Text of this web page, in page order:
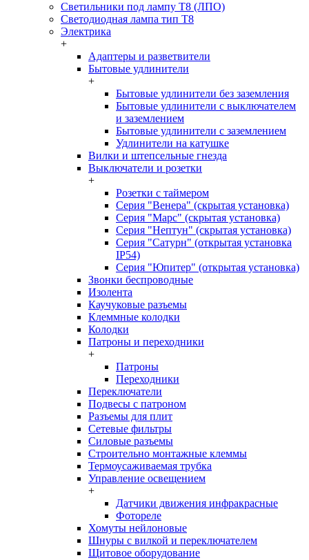
Светильники под лампу Т8 (ЛПО)
Светодиодная лампа тип T8
Электрика
+
Адаптеры и разветвители
Бытовые удлинители
+
Бытовые удлинители без заземления
Бытовые удлинители с выключателем
и заземлением
Бытовые удлинители с заземлением
Удлинители на катушке
Вилки и штепсельные гнезда
Выключатели и розетки
+
Розетки с таймером
Серия "Венера" (скрытая установка)
Серия "Марс" (скрытая установка)
Серия "Нептун" (скрытая установка)
Серия "Сатурн" (открытая установка
IP54)
Серия "Юпитер" (открытая установка)
Звонки беспроводные
Изолента
Каучуковые разъемы
Клеммные колодки
Колодки
Патроны и переходники
+
Патроны
Переходники
Переключатели
Подвесы с патроном
Разъемы для плит
Сетевые фильтры
Силовые разъемы
Строительно монтажные клеммы
Термоусаживаемая трубка
Управление освещением
+
Датчики движения инфракрасные
Фотореле
Хомуты нейлоновые
Шнуры с вилкой и переключателем
Щитовое оборудование